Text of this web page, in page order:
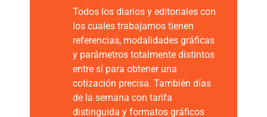
Todos los diarios y editoriales con
los cuales trabajamos tienen
referencias, modalidades gráficas
y parámetros totalmente distintos
entre sí para obtener una
cotización precisa. También días
de la semana con tarifa
distinguida y formatos gráficos